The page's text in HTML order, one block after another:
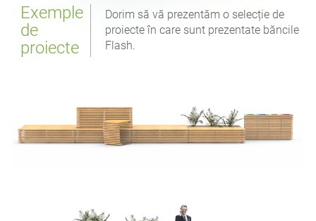
Exemple
de
proiecte
Dorim să vă prezentăm o selecție de
proiecte în care sunt prezentate băncile
Flash.